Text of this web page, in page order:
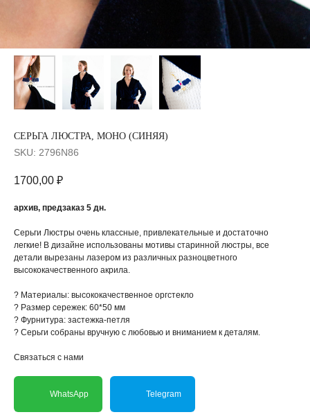
СЕРЬГА ЛЮСТРА, МОНО (СИНЯЯ)
SKU: 2796N86
1700,00 ₽
архив, предзаказ 5 дн.
Серьги Люстры очень классные, привлекательные и достаточно
легкие! В дизайне использованы мотивы старинной люстры, все
детали вырезаны лазером из различных разноцветного
высококачественного акрила.
? Материалы: высококачественное оргстекло
? Размер сережек: 60*50 мм
? Фурнитура: застежка-петля
? Серьги собраны вручную с любовью и вниманием к деталям.
Связаться с нами
WhatsApp Telegram